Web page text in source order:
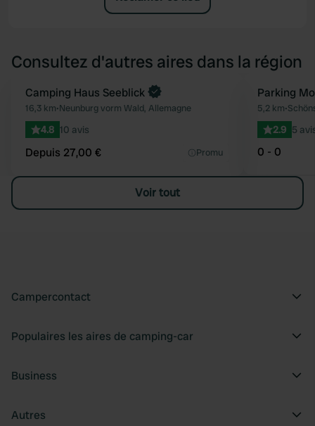
Consultez d'autres aires dans la région
Préféré
Reserve maintenant
Camping Haus Seeblick
16,3 km•Neunburg vorm Wald, Allemagne
4.8 10 avis
Depuis 27,00 € Promu
Parking
5,2 km•
2.9 5
0 - 0
Voir tout
Campercontact
Populaires les aires de camping-car
Business
Autres